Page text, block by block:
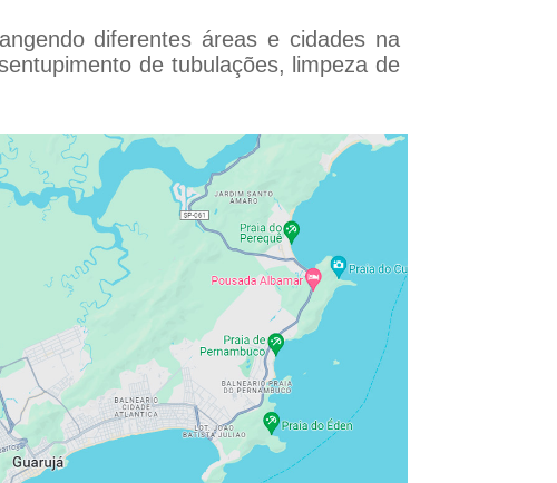
diferentes áreas e cidades na
de tubulações, limpeza de